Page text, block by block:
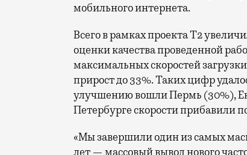
мобильного интернета.
Всего в рамках проекта Т2
оценки качества проведенной
максимальных скоростей
прирост до 33%. Таких цифр
улучшению вошли Пермь (30%),
Петербурге скорости прибавили
«Мы завершили один из самых
лет — массовый вывод нового